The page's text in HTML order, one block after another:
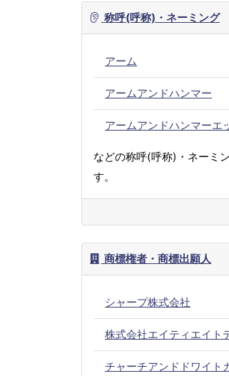
称呼(呼称)・ネーミング
アーム
アームアンドハンマー
アームアンドハンマーエ
などの称呼(呼称)・ネーミ
す。
商標権者・商標出願人
シャープ株式会社
株式会社エイティエイト
チャーチアンドドワイト